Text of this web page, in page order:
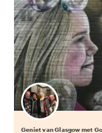
Geniet van Glasgow met